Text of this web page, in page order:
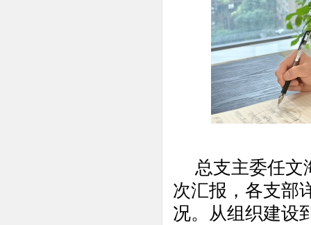
总支主委任文
次汇报，各支部
况。从组织建设